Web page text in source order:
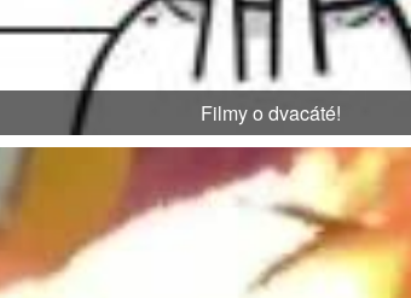
Filmy o dvacáté!